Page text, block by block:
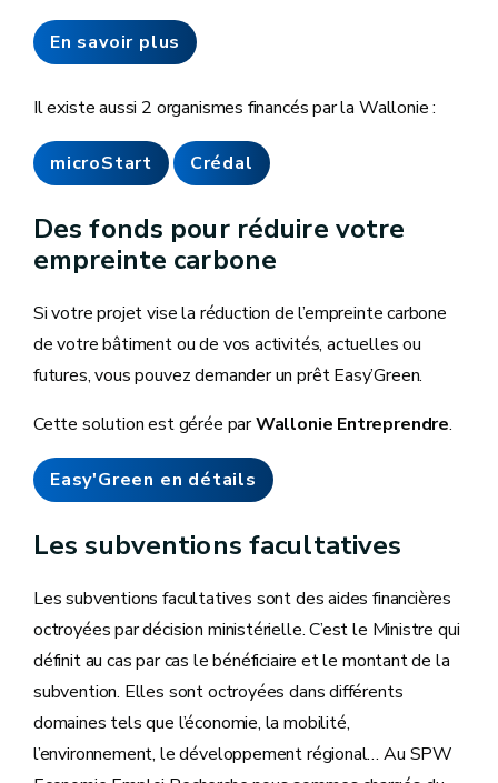
En savoir plus
Il existe aussi 2 organismes financés par la Wallonie :
microStart Crédal
Des fonds pour réduire votre
empreinte carbone
Si votre projet vise la réduction de l’empreinte carbone
de votre bâtiment ou de vos activités, actuelles ou
futures, vous pouvez demander un prêt Easy’Green.
Cette solution est gérée parWallonie Entreprendre.
Easy'Green en détails
Les subventions facultatives
Les subventions facultatives sont des aides financières
octroyées par décision ministérielle. C’est le Ministre qui
définit au cas par cas le bénéficiaire et le montant de la
subvention. Elles sont octroyées dans différents
domaines tels que l’économie, la mobilité,
l’environnement, le développement régional… Au SPW